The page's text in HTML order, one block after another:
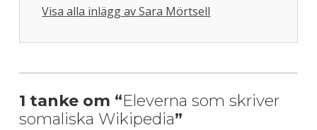
Visa alla inlägg av Sara Mörtsell
Skip back to main navigation
1 tanke om “Eleverna som skriver
somaliska Wikipedia”